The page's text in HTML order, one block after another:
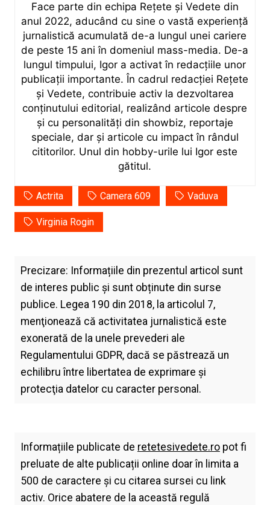
Face parte din echipa Rețete și Vedete din
anul 2022, aducând cu sine o vastă experiență
jurnalistică acumulată de-a lungul unei cariere
de peste 15 ani în domeniul mass-media. De-a
lungul timpului, Igor a activat în redacțiile unor
publicații importante. În cadrul redacției Rețete
și Vedete, contribuie activ la dezvoltarea
conținutului editorial, realizând articole despre
și cu personalități din showbiz, reportaje
speciale, dar și articole cu impact în rândul
cititorilor. Unul din hobby-urile lui Igor este
gătitul.
Actrita Camera 609 Vaduva
Virginia Rogin
Precizare: Informațiile din prezentul articol sunt
de interes public și sunt obținute din surse
publice. Legea 190 din 2018, la articolul 7,
menţionează că activitatea jurnalistică este
exonerată de la unele prevederi ale
Regulamentului GDPR, dacă se păstrează un
echilibru între libertatea de exprimare şi
protecţia datelor cu caracter personal.
Informațiile publicate de retetesivedete.ropot fi
preluate de alte publicații online doar în limita a
500 de caractere și cu citarea sursei cu link
activ. Orice abatere de la această regulă